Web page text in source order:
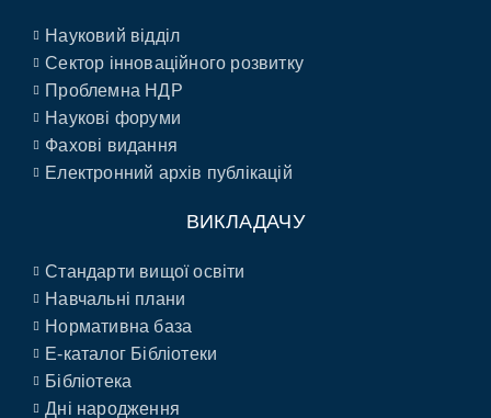
Науковий відділ
Сектор інноваційного розвитку
Проблемна НДР
Наукові форуми
Фахові видання
Електронний архів публікацій
ВИКЛАДАЧУ
Стандарти вищої освіти
Навчальні плани
Нормативна база
E-каталог Бібліотеки
Бібліотека
Дні народження